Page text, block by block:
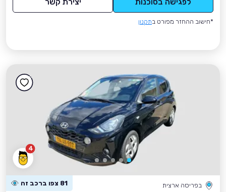
*חישוב ההחזר מפורט בתקנון
4
בפריסה ארצית 81 צפו ברכב זה